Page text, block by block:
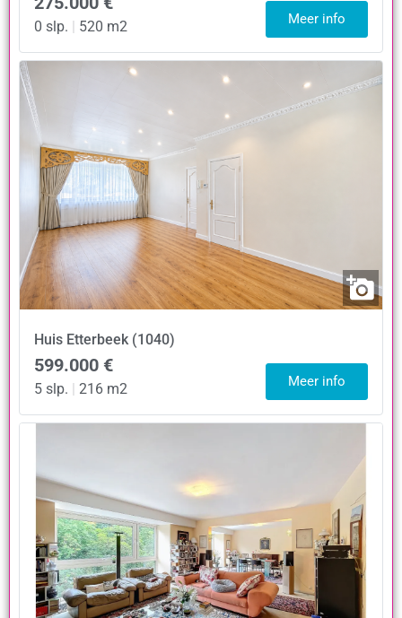
0 slp. 520 m2 Meer info
Huis Etterbeek (1040)
599.000 €
5 slp. | 216 m2 Meer info